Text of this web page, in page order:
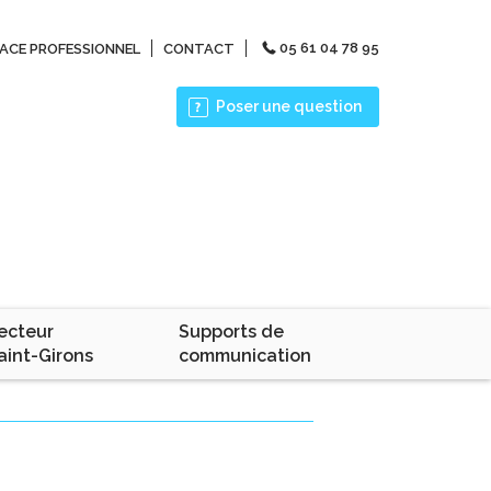
PROFESSIONNEL CONTACT 05 61 04 78 95
Poser une question
Girons
Supports de
communication